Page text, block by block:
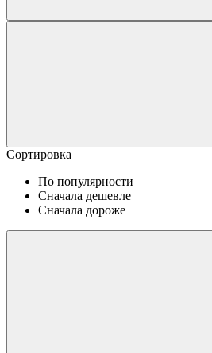
Сортировка
По популярности
Сначала дешевле
Сначала дороже